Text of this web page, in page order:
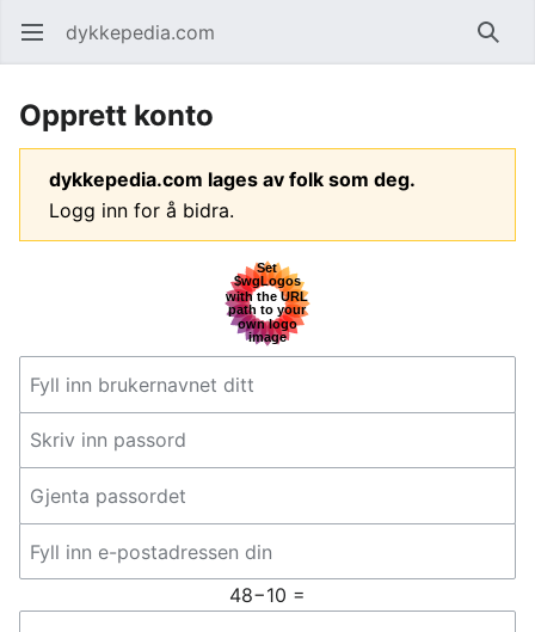
Åpne hovedmenyen dykkepedia.com Søk
Opprett konto
dykkepedia.com lages av folk som deg.
Logg inn for å bidra.
48−10 =